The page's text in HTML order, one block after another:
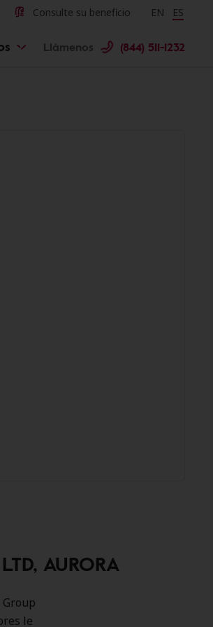
Consulte su beneficio Change
EN ES
Llámenos (844) 511-1232
AURORA
le